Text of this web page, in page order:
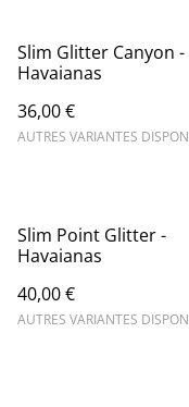
Slim Glitter Canyon -
Havaianas
36,00 €
AUTRES VARIANTES
Slim Point Glitter -
Havaianas
40,00 €
AUTRES VARIANTES